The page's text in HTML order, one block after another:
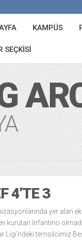
KAMPÜS
SEÇKISI
4’TE 3
yer alan
kurutan Infantino
Ligi’ndeki temsilcimiz